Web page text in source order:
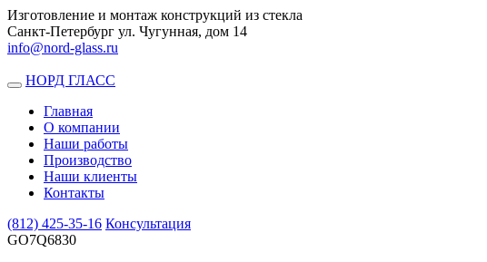
Изготовление и монтаж конструкций из стекла
Санкт-Петербург ул. Чугунная, дом 14
info@nord-glass.ru
Toggle
navigation
НОРД ГЛАСС
Главная
О компании
Наши работы
Производство
Наши клиенты
Контакты
(812) 425-35-16 Консультация
GO7Q6830